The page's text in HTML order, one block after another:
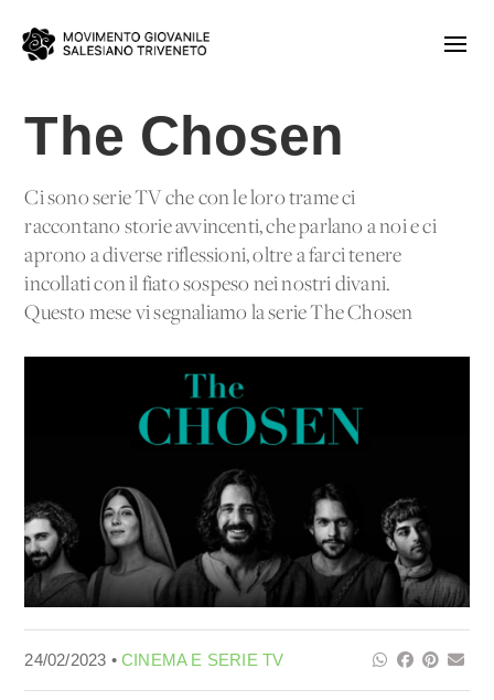
The Chosen
Ci sono serie TV che con le loro trame ci
raccontano storie avvincenti, che parlano a noi e ci
aprono a diverse riflessioni, oltre a farci tenere
incollati con il fiato sospeso nei nostri divani.
Questo mese vi segnaliamo la serie The Chosen
24/02/2023 •CINEMA E SERIE TV